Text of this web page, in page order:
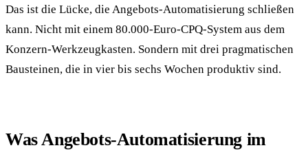
Das ist die Lücke, die Angebots-Automatisierung schließen
kann. Nicht mit einem 80.000-Euro-CPQ-System aus dem
Konzern-Werkzeugkasten. Sondern mit drei pragmatischen
Bausteinen, die in vier bis sechs Wochen produktiv sind.
Was Angebots-Automatisierung im